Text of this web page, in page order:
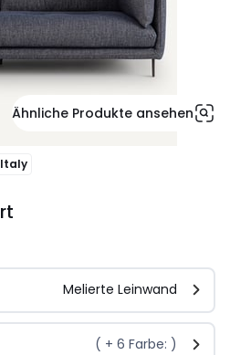
Ähnliche Produkte ansehen
Italy
Melierte Leinwand
( + 6 Farbe: )